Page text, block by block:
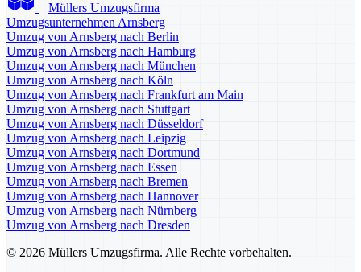
Müllers Umzugsfirma
Umzugsunternehmen Arnsberg
Umzug von Arnsberg nach Berlin
Umzug von Arnsberg nach Hamburg
Umzug von Arnsberg nach München
Umzug von Arnsberg nach Köln
Umzug von Arnsberg nach Frankfurt am Main
Umzug von Arnsberg nach Stuttgart
Umzug von Arnsberg nach Düsseldorf
Umzug von Arnsberg nach Leipzig
Umzug von Arnsberg nach Dortmund
Umzug von Arnsberg nach Essen
Umzug von Arnsberg nach Bremen
Umzug von Arnsberg nach Hannover
Umzug von Arnsberg nach Nürnberg
Umzug von Arnsberg nach Dresden
© 2026 Müllers Umzugsfirma. Alle Rechte vorbehalten.